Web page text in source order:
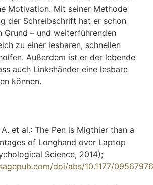
Motivation. Mit seiner Methode
der Schreibschrift hat er schon
Grund – und weiterführenden
zu einer lesbaren, schnellen
Außerdem ist er der lebende
auch Linkshänder eine lesbare
können.
et al.: The Pen is Migthier than a
of Longhand over Laptop
Science, 2014);
doi/abs/10.1177/